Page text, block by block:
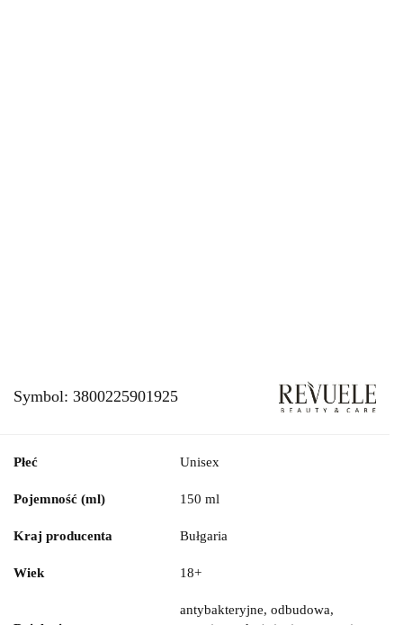
Symbol: 3800225901925
Płeć Unisex
Pojemność (ml) 150 ml
Kraj producenta Bułgaria
Wiek 18+
antybakteryjne, odbudowa,